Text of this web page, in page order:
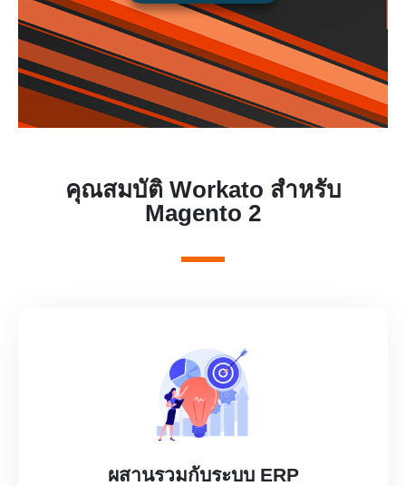
คุณสมบัติ Workato สำหรับ
Magento 2
ผสานรวมกับระบบ ERP